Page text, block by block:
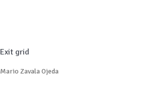
Exit grid
Mario Zavala Ojeda